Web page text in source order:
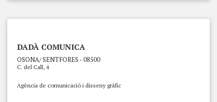
DADÀ COMUNICA
OSONA/ SENTFORES - 08500
C. del Call, 4
Agència de comunicació i disseny gràfic